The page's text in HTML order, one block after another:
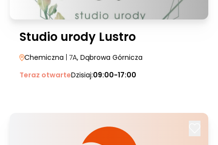
Studio urody Lustro
Chemiczna | 7A, Dąbrowa Górnicza
Teraz otwarteDzisiaj:09:00-17:00